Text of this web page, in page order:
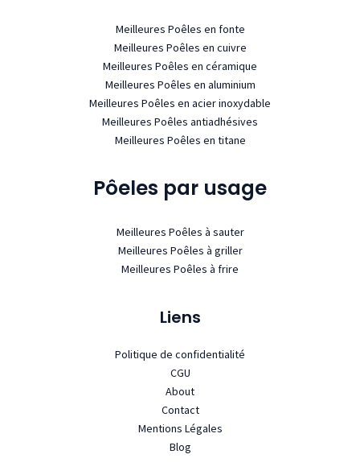
Meilleures Poêles en fonte
Meilleures Poêles en cuivre
Meilleures Poêles en céramique
Meilleures Poêles en aluminium
Meilleures Poêles en acier inoxydable
Meilleures Poêles antiadhésives
Meilleures Poêles en titane
Pôeles par usage
Meilleures Poêles à sauter
Meilleures Poêles à griller
Meilleures Poêles à frire
Liens
Politique de confidentialité
CGU
About
Contact
Mentions Légales
Blog